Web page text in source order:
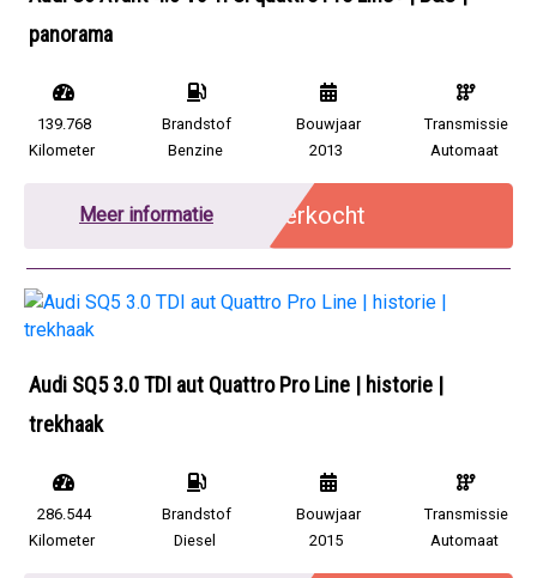
panorama
139.768
Kilometer
Brandstof
Benzine
Bouwjaar
2013
Transmissie
Automaat
Meer informatie Verkocht
Audi SQ5 3.0 TDI aut Quattro Pro Line | historie |
trekhaak
286.544
Kilometer
Brandstof
Diesel
Bouwjaar
2015
Transmissie
Automaat